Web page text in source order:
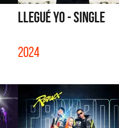
LLEGUÉ YO - SINGLE
2024